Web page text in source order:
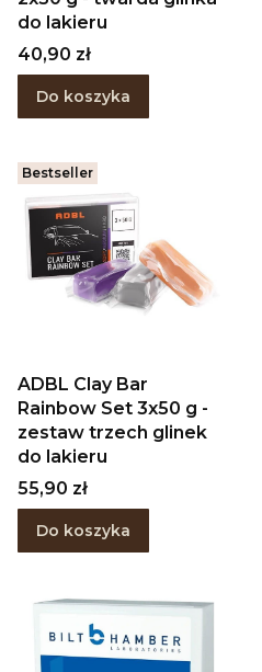
do lakieru
Cena
40,90 zł
Do koszyka
Bestseller
ADBL Clay Bar
Rainbow Set 3x50 g -
zestaw trzech glinek
do lakieru
Cena
55,90 zł
Do koszyka